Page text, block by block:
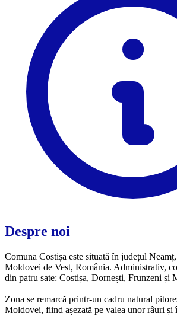
Despre noi
Comuna Costișa este situată în județul
Moldovei de Vest, România. Administrativ,
din patru sate: Costișa, Dornești, Frunzeni și
Zona se remarcă printr-un cadru natural
Moldovei, fiind așezată pe valea unor râuri și